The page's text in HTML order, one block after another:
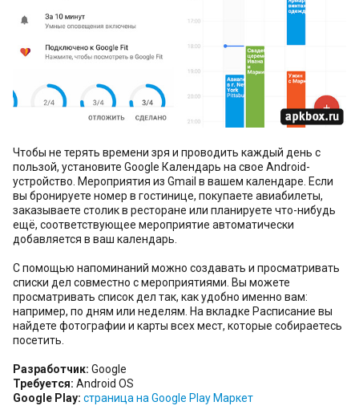
Чтобы не терять времени зря и проводить каждый день с
пользой, установите Google Календарь на свое Android-
устройство. Мероприятия из Gmail в вашем календаре. Если
вы бронируете номер в гостинице, покупаете авиабилеты,
заказываете столик в ресторане или планируете что-нибудь
ещё, соответствующее мероприятие автоматически
добавляется в ваш календарь.
С помощью напоминаний можно создавать и просматривать
списки дел совместно с мероприятиями. Вы можете
просматривать список дел так, как удобно именно вам:
например, по дням или неделям. На вкладке Расписание вы
найдете фотографии и карты всех мест, которые собираетесь
посетить.
Разработчик: Google
Требуется: Android OS
Google Play: страница на Google Play Маркет